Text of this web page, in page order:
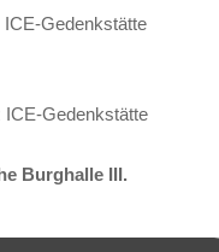
ICE-Gedenkstätte
ICE-Gedenkstätte
Burghalle III.